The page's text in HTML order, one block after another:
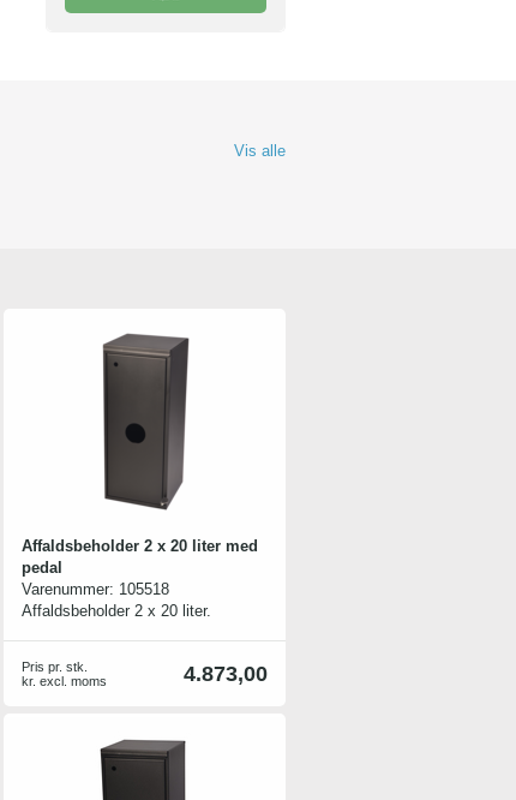
Vis alle
Affaldsbeholder 2 x 20 liter med
pedal
Varenummer: 105518
Affaldsbeholder 2 x 20 liter.
til sammenkobling af evt. flere
4.873,00
Pris pr. stk.
kr. excl. moms